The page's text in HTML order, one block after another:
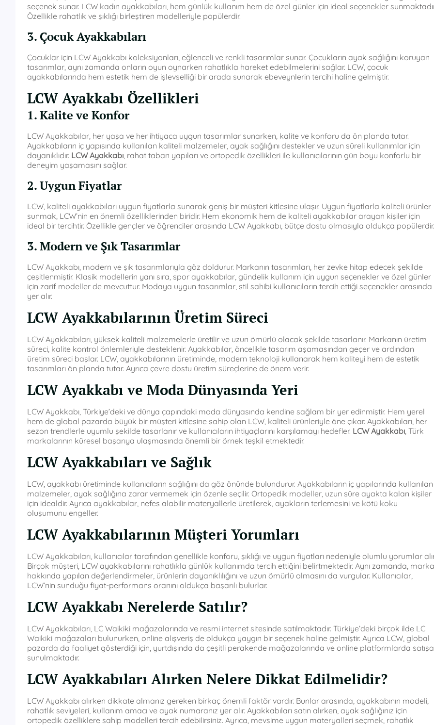
seçenek sunar. LCW kadın ayakkabıları, hem günlük kullanım hem de özel günler için ideal seçenekler
Özellikle rahatlık ve şıklığı birleştiren modelleriyle popülerdir.
3. Çocuk Ayakkabıları
Çocuklar için LCW Ayakkabı koleksiyonları, eğlenceli ve renkli tasarımlar sunar. Çocukların ayak sağlığını koruyan
tasarımlar, aynı zamanda onların oyun oynarken rahatlıkla hareket edebilmelerini sağlar. LCW, çocuk
ayakkabılarında hem estetik hem de işlevselliği bir arada sunarak ebeveynlerin tercihi haline gelmiştir.
LCW Ayakkabı Özellikleri
1. Kalite ve Konfor
LCW Ayakkabılar, her yaşa ve her ihtiyaca uygun tasarımlar sunarken, kalite ve konforu da ön planda tutar.
Ayakkabıların iç yapısında kullanılan kaliteli malzemeler, ayak sağlığını destekler ve uzun süreli kullanımlar için
dayanıklıdır. LCW Ayakkabı, rahat taban yapıları ve ortopedik özellikleri ile kullanıcılarının gün boyu konforlu bir
deneyim yaşamasını sağlar.
2. Uygun Fiyatlar
LCW, kaliteli ayakkabıları uygun fiyatlarla sunarak geniş bir müşteri kitlesine ulaşır. Uygun fiyatlarla kaliteli ürünler
sunmak, LCW’nin en önemli özelliklerinden biridir. Hem ekonomik hem de kaliteli ayakkabılar arayan kişiler için
ideal bir tercihtir. Özellikle gençler ve öğrenciler arasında LCW Ayakkabı, bütçe dostu olmasıyla oldukça popülerdir.
3. Modern ve Şık Tasarımlar
LCW Ayakkabı, modern ve şık tasarımlarıyla göz doldurur. Markanın tasarımları, her zevke hitap edecek şekilde
çeşitlenmiştir. Klasik modellerin yanı sıra, spor ayakkabılar, gündelik kullanım için uygun seçenekler ve özel günler
için zarif modeller de mevcuttur. Modaya uygun tasarımlar, stil sahibi kullanıcıların tercih ettiği seçenekler arasında
yer alır.
LCW Ayakkabılarının Üretim Süreci
LCW Ayakkabıları, yüksek kaliteli malzemelerle üretilir ve uzun ömürlü olacak şekilde tasarlanır. Markanın üretim
süreci, kalite kontrol önlemleriyle desteklenir. Ayakkabılar, öncelikle tasarım aşamasından geçer ve ardından
üretim süreci başlar. LCW, ayakkabılarının üretiminde, modern teknoloji kullanarak hem kaliteyi hem de estetik
tasarımları ön planda tutar. Ayrıca çevre dostu üretim süreçlerine de önem verir.
LCW Ayakkabı ve Moda Dünyasında Yeri
LCW Ayakkabı, Türkiye’deki ve dünya çapındaki moda dünyasında kendine sağlam bir yer edinmiştir. Hem yerel
hem de global pazarda büyük bir müşteri kitlesine sahip olan LCW, kaliteli ürünleriyle öne çıkar. Ayakkabıları, her
sezon trendlerle uyumlu şekilde tasarlanır ve kullanıcıların ihtiyaçlarını karşılamayı hedefler. LCW Ayakkabı, Türk
markalarının küresel başarıya ulaşmasında önemli bir örnek teşkil etmektedir.
LCW Ayakkabıları ve Sağlık
LCW, ayakkabı üretiminde kullanıcıların sağlığını da göz önünde bulundurur. Ayakkabıların iç yapılarında kullanılan
malzemeler, ayak sağlığına zarar vermemek için özenle seçilir. Ortopedik modeller, uzun süre ayakta kalan kişiler
için idealdir. Ayrıca ayakkabılar, nefes alabilir materyallerle üretilerek, ayakların terlemesini ve kötü koku
oluşumunu engeller.
LCW Ayakkabılarının Müşteri Yorumları
LCW Ayakkabıları, kullanıcılar tarafından genellikle konforu, şıklığı ve uygun fiyatları nedeniyle olumlu yorumlar
Birçok müşteri, LCW ayakkabılarını rahatlıkla günlük kullanımda tercih ettiğini belirtmektedir. Aynı zamanda, marka
hakkında yapılan değerlendirmeler, ürünlerin dayanıklılığını ve uzun ömürlü olmasını da vurgular. Kullanıcılar,
LCW’nin sunduğu fiyat-performans oranını oldukça başarılı bulurlar.
LCW Ayakkabı Nerelerde Satılır?
LCW Ayakkabıları, LC Waikiki mağazalarında ve resmi internet sitesinde satılmaktadır. Türkiye’deki birçok ilde LC
Waikiki mağazaları bulunurken, online alışveriş de oldukça yaygın bir seçenek haline gelmiştir. Ayrıca LCW, global
pazarda da faaliyet gösterdiği için, yurtdışında da çeşitli perakende mağazalarında ve online platformlarda satışa
sunulmaktadır.
LCW Ayakkabıları Alırken Nelere Dikkat Edilmelidir?
LCW Ayakkabı alırken dikkate almanız gereken birkaç önemli faktör vardır. Bunlar arasında, ayakkabının modeli,
rahatlık seviyeleri, kullanım amacı ve ayak numaranız yer alır. Ayakkabıları satın alırken, ayak sağlığınız için
ortopedik özelliklere sahip modelleri tercih edebilirsiniz. Ayrıca, mevsime uygun materyalleri seçmek, rahatlık